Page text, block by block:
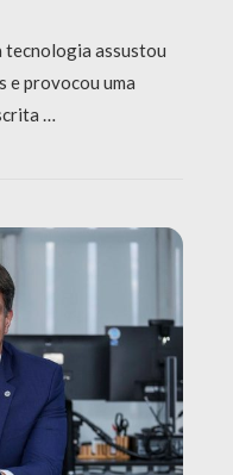
tecnologia assustou
e provocou uma
…